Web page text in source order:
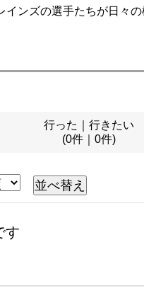
ンズの選手たちが日々
行った｜行きたい
(0件｜0件)
す